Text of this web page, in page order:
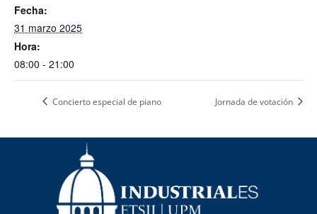
Fecha:
31 marzo 2025
Hora:
08:00 - 21:00
Concierto especial de piano Jornada de votación